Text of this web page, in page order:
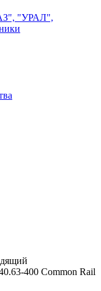
"УРАЛ",
400 Common Rail